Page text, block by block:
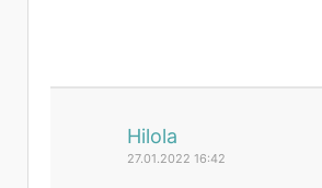
Hilola
27.01.2022 16:42